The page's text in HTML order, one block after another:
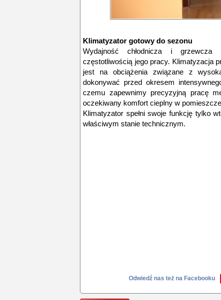
Klimatyzator gotowy do sezonu
Wydajność chłodnicza i
częstotliwością jego pracy. Klimatyzacja
jest na obciążenia związane z
dokonywać przed okresem
czemu zapewnimy precyzyjną pracę
oczekiwany komfort cieplny w
Klimatyzator spełni swoje funkcję tylko
właściwym stanie technicznym.
Odwiedź nas też na Facebooku